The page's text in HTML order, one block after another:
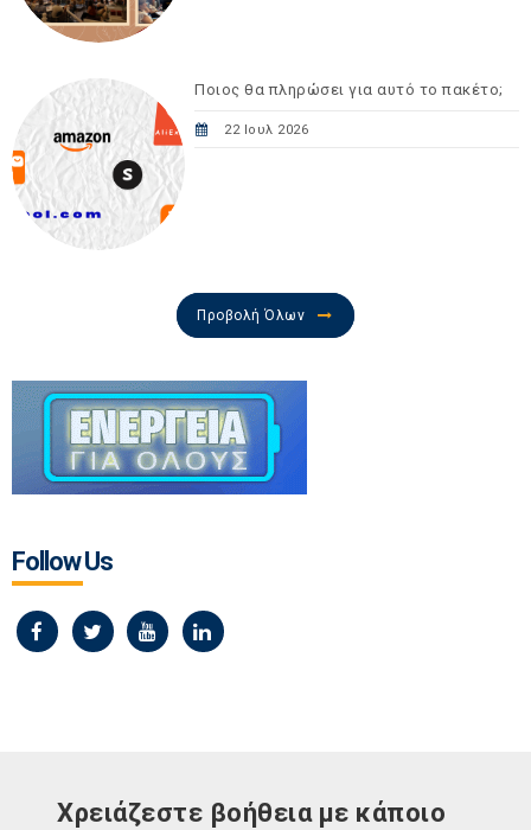
Ποιος θα πληρώσει για αυτό το πακέτο;
22 Ιουλ 2026
Προβολή Όλων
Follow Us
Χρειάζεστε βοήθεια με κάποιο